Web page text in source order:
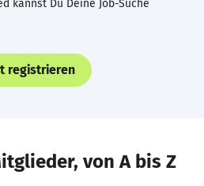
kannst Du Deine Job-Suche
registrieren
von A bis Z